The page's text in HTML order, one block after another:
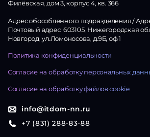
Филёвская, дом 3, корпус 4, кв. 366
Адрес обособленного подразделения /
Почтовый адрес: 603105, Нижегородская
Новгород, ул.Ломоносова, д.9Б, оф.1
Политика конфиденциальности
Согласие на обработку персональных
Согласие на обработку файлов cookie
info@itdom-nn.ru
+7 (831) 288-83-88